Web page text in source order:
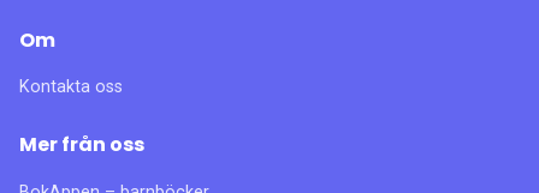
Om
Kontakta oss
Mer från oss